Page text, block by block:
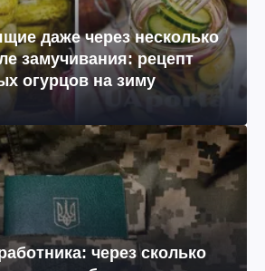
даже через несколько
замучивания: рецепт
огурцов на зиму
через сколько